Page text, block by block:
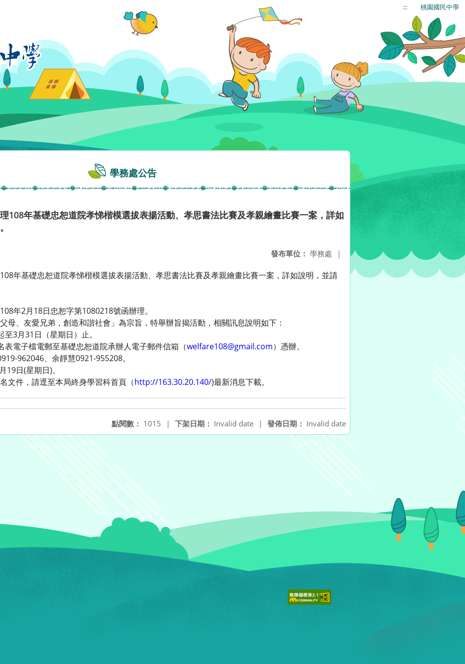
::: 桃園國民中學
學務處公告
108年基礎忠恕道院孝悌楷模選拔表揚活動、孝思書法比賽及孝親繪畫比賽一案，詳如
發布單位： 學務處 |
年基礎忠恕道院孝悌楷模選拔表揚活動、孝思書法比賽及孝親繪畫比賽一案，詳如說明，並請
年2月18日忠恕字第1080218號函辦理。
母、友愛兄弟，創造和諧社會」為宗旨，特舉辦旨揭活動，相關訊息說明如下：
3月31日（星期日）止。
表電子檔電郵至基礎忠恕道院承辦人電子郵件信箱（welfare108@gmail.com）憑辦。
962046、余靜慧0921-955208。
19日(星期日)。
文件，請逕至本局終身學習科首頁（http://163.30.20.140/)最新消息下載。
發佈日期： Invalid date
下架日期： Invalid date |
點閱數： 1015 |